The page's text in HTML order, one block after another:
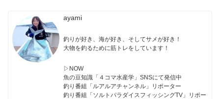
ayami
釣りが好き、海が好き、そしてサメが好き！
大物を釣るために筋トレをしています！
▷NOW
魚の豆知識「４コマ水産学」SNSにて発信中
釣り番組「ルアルアチャンネル」リポーター
釣り番組「ソルトパラダイスフィッシングTV」リポー